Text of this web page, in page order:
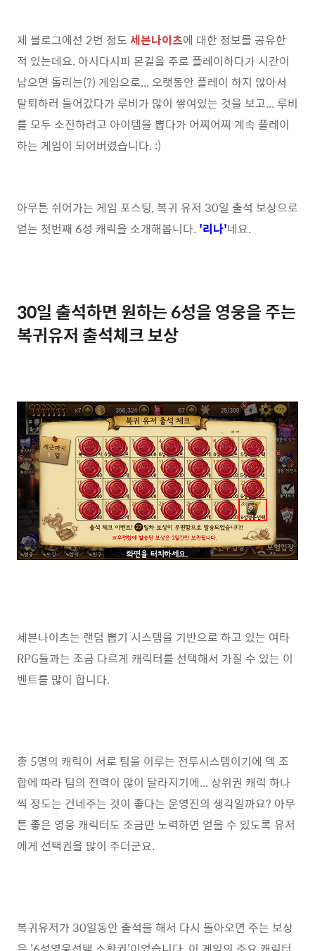
제 블로그에선 2번 정도 세븐나이츠에 대한 정보를 공유한
적 있는데요. 아시다시피 몬길을 주로 플레이하다가 시간이
남으면 돌리는(?) 게임으로... 오랫동안 플레이 하지 않아서
탈퇴하러 들어갔다가 루비가 많이 쌓여있는 것을 보고... 루비
를 모두 소진하려고 아이템을 뽑다가 어찌어찌 계속 플레이
하는 게임이 되어버렸습니다. :)
아무튼 쉬어가는 게임 포스팅, 복귀 유저 30일 출석 보상으로
얻는 첫번째 6성 캐릭을 소개해봅니다. '리나'네요.
30일 출석하면 원하는 6성을 영웅을 주는
복귀유저 출석체크 보상
세븐나이츠는 랜덤 뽑기 시스템을 기반으로 하고 있는 여타
RPG들과는 조금 다르게 캐릭터를 선택해서 가질 수 있는 이
벤트를 많이 합니다.
총 5명의 캐릭이 서로 팀을 이루는 전투시스템이기에 덱 조
합에 따라 팀의 전력이 많이 달라지기에... 상위권 캐릭 하나
씩 정도는 건네주는 것이 좋다는 운영진의 생각일까요? 아무
튼 좋은 영웅 캐릭터도 조금만 노력하면 얻을 수 있도록 유저
에게 선택권을 많이 주더군요.
복귀유저가 30일동안 출석을 해서 다시 돌아오면 주는 보상